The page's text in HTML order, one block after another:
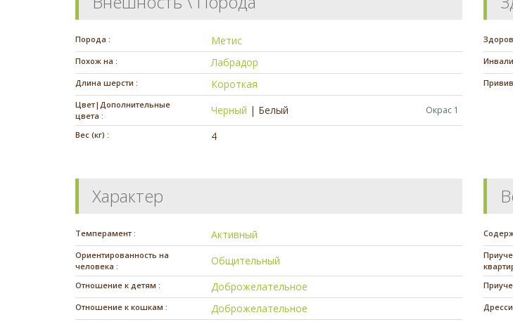
Порода : Метис
Похож на : Лабрадор
Длина шерсти : Короткая
Цвет|Дополнительные
цвета :
Черный | Белый Окрас 1
Вес (кг) : 4
Характер
Темперамент : Активный
Ориентированность на
человека :
Общительный
Отношение к детям : Доброжелательное
Отношение к кошкам : Доброжелательное